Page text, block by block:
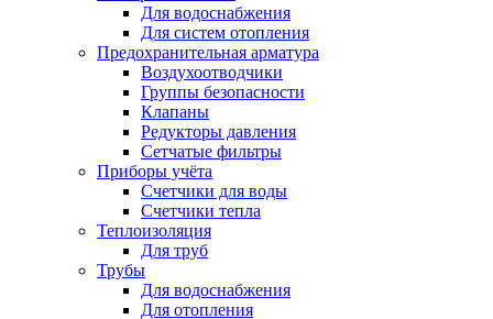
Для водоснабжения
Для систем отопления
Предохранительная арматура
Воздухоотводчики
Группы безопасности
Клапаны
Редукторы давления
Сетчатые фильтры
Приборы учёта
Счетчики для воды
Счетчики тепла
Теплоизоляция
Для труб
Трубы
Для водоснабжения
Для отопления